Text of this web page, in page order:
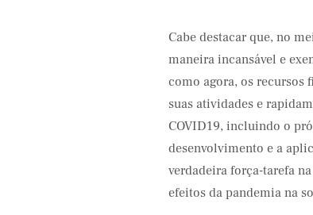
Cabe destacar que, no
maneira incansável e
como agora, os recursos
suas atividades e
COVID19, incluindo o
desenvolvimento e a
verdadeira força-tarefa
efeitos da pandemia na